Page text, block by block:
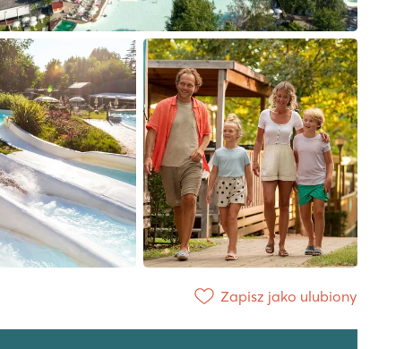
Zapisz jako ulubiony